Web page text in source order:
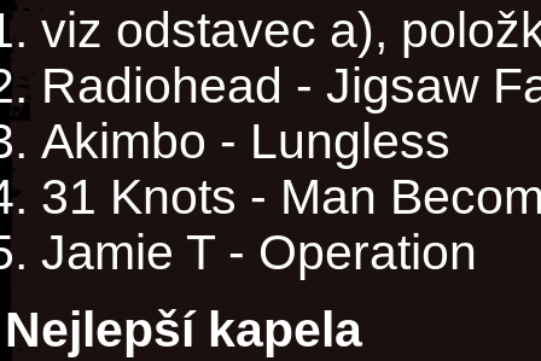
viz odstavec a),
Radiohead - Jigsaw
Akimbo - Lungless
31 Knots - Man
Jamie T - Operation
Nejlepší kapela